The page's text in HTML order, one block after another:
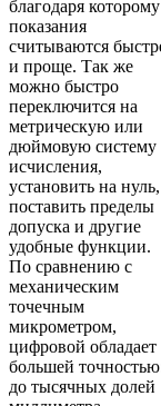
благодаря которому
показания
считываются
и проще. Так же
можно быстро
переключится на
метрическую или
дюймовую систему
исчисления,
установить на нуль,
поставить пределы
допуска и другие
удобные функции.
По сравнению с
механическим
точечным
микрометром,
цифровой обладает
большей
до тысячных долей